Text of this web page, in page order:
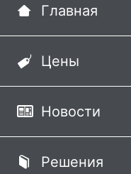
Главная
Цены
Новости
Решения